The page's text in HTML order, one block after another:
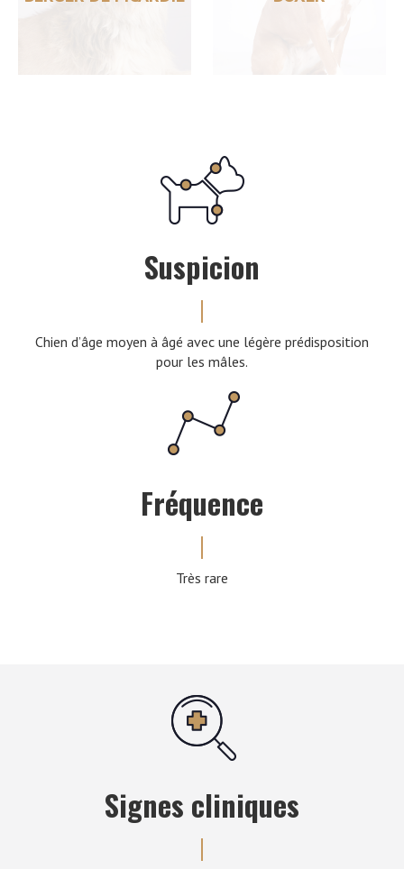
Suspicion
Chien d’âge moyen à âgé avec une légère prédisposition
pour les mâles.
Fréquence
Très rare
Signes cliniques